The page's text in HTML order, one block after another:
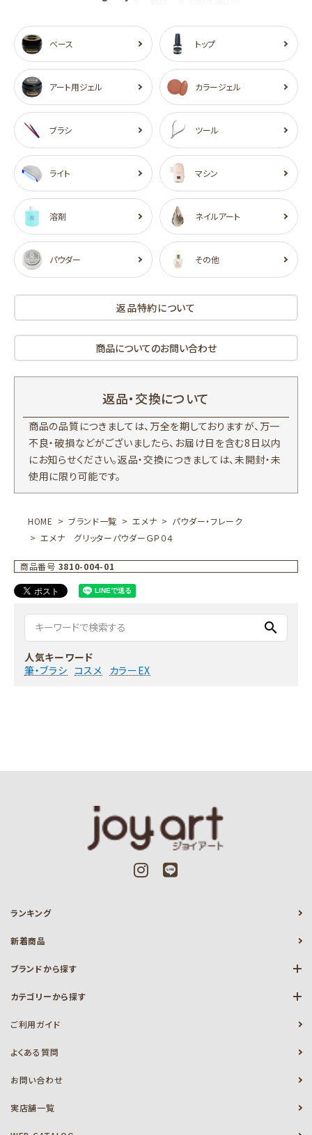
ベース トップ
アート用ジェル カラージェル
ブラシ ツール
ライト マシン
溶剤 ネイルアート
パウダー その他
返品特約について
商品についてのお問い合わせ
返品・交換について
商品の品質につきましては、万全を期しておりますが、万一
不良・破損などがございましたら、お届け日を含む8日以内
にお知らせください。返品・交換につきましては、未開封・未
使用に限り可能です。
HOME ブランド一覧 エメナ
パウダー・フレーク
エメナ グリッターパウダーＧＰ０４
商品番号 3810-004-01
search
人気キーワード
筆・ブラシ コスメ カラーEX
ランキング
新着商品
ブランドから探す
カテゴリーから探す
ご利用ガイド
よくある質問
お問い合わせ
実店舗一覧